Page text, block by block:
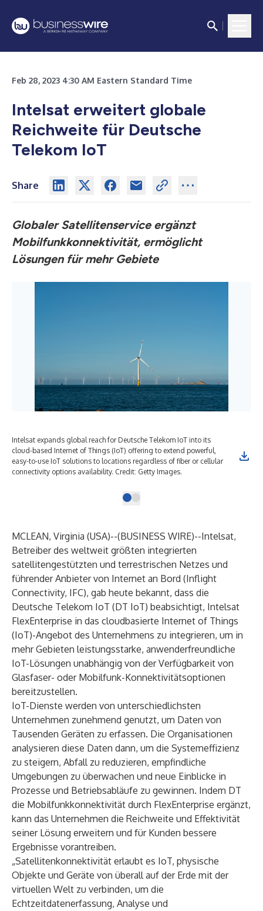
Feb 28, 2023 4:30 AM Eastern Standard Time
Intelsat erweitert globale
Reichweite für Deutsche
Telekom IoT
Share
Globaler Satellitenservice ergänzt
Mobilfunkkonnektivität, ermöglicht
Lösungen für mehr Gebiete
Intelsat expands global reach for Deutsche Telekom IoT into its
cloud-based Internet of Things (IoT) offering to extend powerful,
easy-to-use IoT solutions to locations regardless of fiber or cellular
connectivity options availability. Credit: Getty Images.
MCLEAN, Virginia (USA)--(BUSINESS WIRE)--Intelsat,
Betreiber des weltweit größten integrierten
satellitengestützten und terrestrischen Netzes und
führender Anbieter von Internet an Bord (Inflight
Connectivity, IFC), gab heute bekannt, dass die
Deutsche Telekom IoT (DT IoT) beabsichtigt, Intelsat
FlexEnterprise in das cloudbasierte Internet of Things
(IoT)-Angebot des Unternehmens zu integrieren, um in
mehr Gebieten leistungsstarke, anwenderfreundliche
IoT-Lösungen unabhängig von der Verfügbarkeit von
Glasfaser- oder Mobilfunk-Konnektivitätsoptionen
bereitzustellen.
IoT-Dienste werden von unterschiedlichsten
Unternehmen zunehmend genutzt, um Daten von
Tausenden Geräten zu erfassen. Die Organisationen
analysieren diese Daten dann, um die Systemeffizienz
zu steigern, Abfall zu reduzieren, empfindliche
Umgebungen zu überwachen und neue Einblicke in
Prozesse und Betriebsabläufe zu gewinnen. Indem DT
die Mobilfunkkonnektivität durch FlexEnterprise ergänzt,
kann das Unternehmen die Reichweite und Effektivität
seiner Lösung erweitern und für Kunden bessere
Ergebnisse vorantreiben.
„Satellitenkonnektivität erlaubt es IoT, physische
Objekte und Geräte von überall auf der Erde mit der
virtuellen Welt zu verbinden, um die
Echtzeitdatenerfassung, Analyse und